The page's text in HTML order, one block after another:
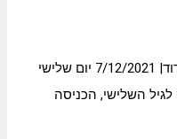
לגיל השלישי, הכניסה